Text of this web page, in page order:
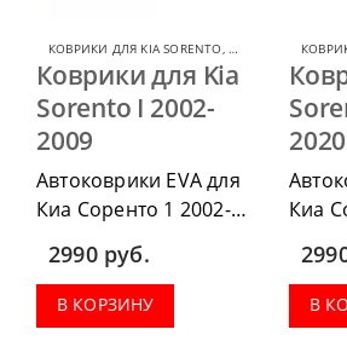
КОВРИКИ ДЛЯ KIA SORENTO,КОВРИКИ ДЛЯ KIA
Коврики для Kia
Sorento I 2002-
2009
Автоковрики EVA для
Киа Соренто 1 2002-
2009 можно
приобрести в
комплектации:
водительский коврик,
2990 руб.
В КОРЗИНУ
2020
Киа
2020
В